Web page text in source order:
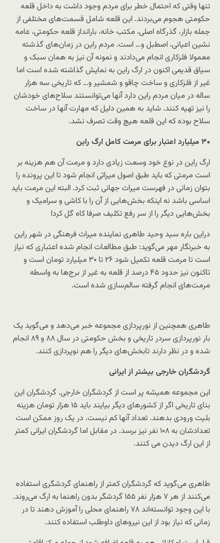
تنها وقتی که احتمال خطر برای مردم وجود داشت به داخل قلعه
حکومتی هجوم می‌بردند. این قلعه شامل قسمت‌های مختلفی از
جمله بازار، گذرگاه اصلی، مکتب خانه، بارانداز قلعه حکومتی، عامه
نشین اعیانی، اصطبل و… است. مردم راین در زمان‌های گذشته
معمولا فلزکاری انجام می‌دادند و نمونه آن نیز به همان سبک و
سیاق قدیمی اکنون در ارگ راین به نمایش گذاشته شده است اما
غیر از فلزکاری و ساخت چاقو و شمشیر و… که تاریخی سه هزار
ساله در میان مردم راین دارد آنها می‌توانستند سلاح‌های خودشان
را نیز تهیه کنند. شاید به همین دلیل که مهارت آنها در ساخت
سلاح بوده که این قلعه هیچ وقت تصرف نشد.
۳۰ میلیارد اعتبار برای مرمت کامل ارگ راین
ارگ راین در نوع خود وسعت زیادی دارد و مرمت آن هم هزینه بر
است مرمتی که باید طبق اصول میراثی انجام شود تا این پرونده را
بتوان زمانی در فهرست میراث جهانی ثبت کرد. البته این مرمت باید
اساسی باشد نه اینکه بخش‌هایی از آن را با کاشی و سرامیک و
بخش‌هایی دیگر را از سر رفع تکلیف صرفا کاه گل کرد!
دراین باره سید وحید طاهری نماینده میراث فرهنگی در شهر راین
به خبرنگار مهر می‌گوید: طبق مطالعات انجام شده اعتباری که نیاز
است تا مرمت قلعه تکمیل شود ۲۶ تا ۳۰ میلیارد تومان است و
تاکنون نیز حدود ۴۵ درصد از قلعه به غیر از برج‌ها به واسطه
مرمت‌های انجام گرفته سالم‌سازی شده است.
طاهری همچنین از نورپردازی مجموعه خبر می‌دهد و می‌گوید یک
بار نورپردازی سردر تاریخی و بخش حکومتی در سال ۸۸ و ۸۹ انجام
شده و در نظر دارند تابخش‌های دیگر را هم نوپردازی کنند.
گردشگران خارجی بیشتر از ایرانی
این مجموعه همیشه پر است از گردشگران خارجی. گردشگران این
بنای تاریخی اگر از کشورهای دیگر بیایند باید ۱۵ هزار تومان هزینه
بلیت ورودی بدهند. تعداد آنها کم نیست. در یک روز ممکن است
تعدادشان به ۱۰۸ نفر نیز برسد. در مقابل اما گردشگران ایرانی کمتر
از این ارگ دیدن می کنند.
طاهری می‌گوید که گردشگران کمتر از راهنمای گردشگری استفاده
می‌کنند از هر ۷ هزار نفر ۱۵۵ گردشگر بدون راهنما به ارگ می‌روند.
با این وجود توانسته‌اند ۷۸ راهنمای محلی را آموزش دهند تا در
زمانی که نیاز بود از این نیروهای داوطلب استفاده کنند.